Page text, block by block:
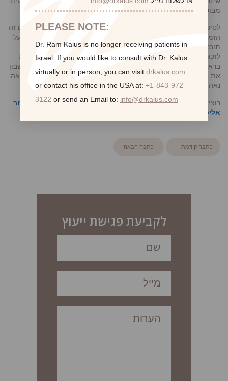
מבוססים יותר והעור איבד כבר מגמישותו.
לסיכום, התייעצות עם איש מקצוע מוסמך יכולה לעזור לכם להבין אם זה
הזמן הנכון עבורכם להתחיל טיפולי בוטוקס, וכן לסייע לכם בהחלטה על
תוכנית הטיפול הטובה ביותר לצרכים האישיים שלכם. בנוסף, חשוב
לזכור כי אורח חיים בריא ושגרת טיפוח עור טובה צריכים תמיד להיות
בראש סדר העדיפויות בשמירה על מראה צעיר, וחשוב גם לקחת בחשבון
את היתרונות הרגשיים והשיפור בדימוי העצמי שעשויים לבוא עם מראה
נאה וצעיר יותר.
רוצים להתייעץ בנושא עם דר’ רם קיילוס?השאירו את פרטיכם ונחזור
אליכם בהקדם
כתבה קודמת כתבה הבאה
לקביעת פגישת ייעוץ
PLEASE NOTE:
Dr. Ram Kalus is no longer receiving patients in
Israel. If you would like to consult with Dr. Kalus
virtually or in person, you can visit drkalus.com
or contact his office in the USA at: +1-843-972-
3122 or send an Email to: info@drkalus.com